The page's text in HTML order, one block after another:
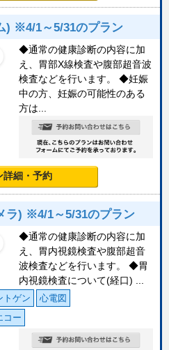
) ※4/1～5/31のプラン
◆通常の健康診断の内容に加
え、胃部X線検査や腹部超音波
検査などを行います。 ◆妊娠
中の方、妊娠の可能性のある
方は...
詳細・予約
ラ) ※4/1～5/31のプラン
◆通常の健康診断の内容に加
え、胃内視鏡検査や腹部超音
波検査などを行います。 ◆胃
内視鏡検査について(経口) ...
トゲン
心電図
コー